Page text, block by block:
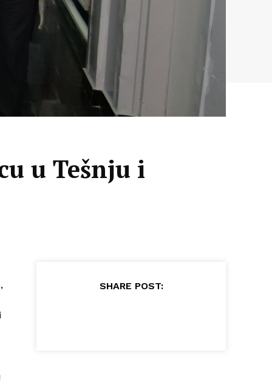
u Tešnju i
SHARE POST: